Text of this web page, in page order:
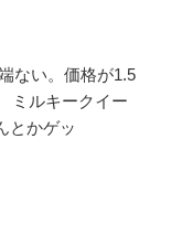
ない。価格が1.5
ミルキークイー
とかゲッ